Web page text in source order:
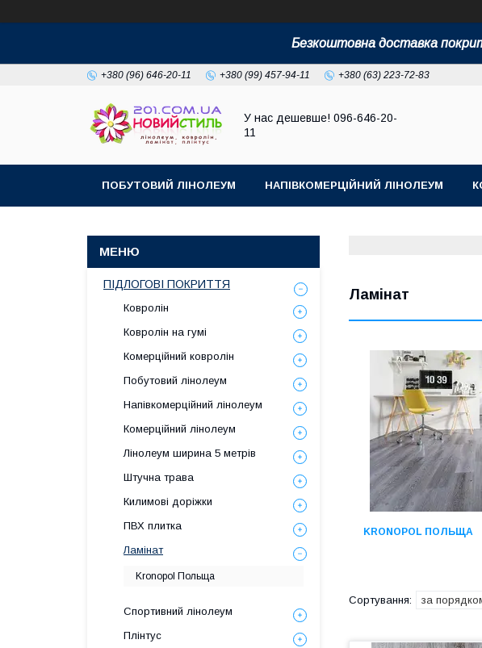
Безкоштовна доставка
+380 (96) 646-20-11 +380 (99) 457-94-11 +380 (63) 223-72-83
У нас дешевше! 096-646-20-
11
ПОБУТОВИЙ ЛІНОЛЕУМ НАПІВКОМЕРЦІЙНИЙ ЛІНОЛЕУМ
Ламінат
KRONOPOL ПОЛЬЩА
ПІДЛОГОВІ ПОКРИТТЯ
Ковролін
Ковролін на гумі
Комерційний ковролін
Побутовий лінолеум
Напівкомерційний лінолеум
Комерційний лінолеум
Лінолеум ширина 5 метрів
Штучна трава
Килимові доріжки
ПВХ плитка
Ламінат
Kronopol Польща
Спортивний лінолеум
Плінтус